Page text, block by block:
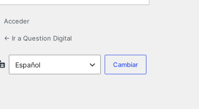
Acceder
← Ir a Question Digital
Idioma